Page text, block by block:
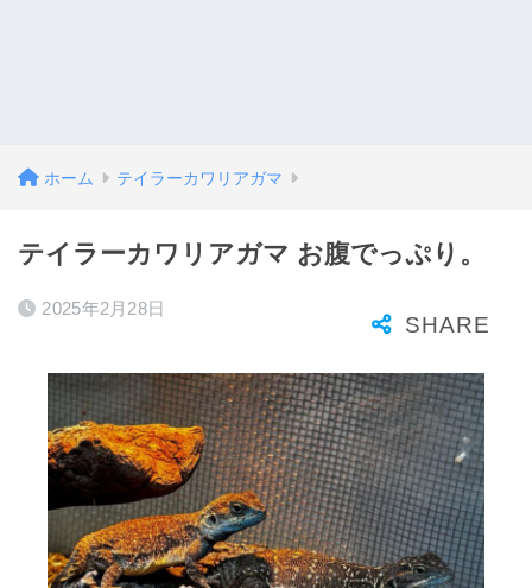
ホーム テイラーカワリアガマ
テイラーカワリアガマ お腹でっぷり。
2025年2月28日